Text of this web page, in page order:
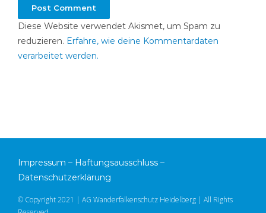
Diese Website verwendet Akismet, um Spam zu
reduzieren. Erfahre, wie deine Kommentardaten
verarbeitet werden.
Impressum – Haftungsausschluss –
Datenschutzerklärung
© Copyright 2021 | AG Wanderfalkenschutz Heidelberg | All Rights